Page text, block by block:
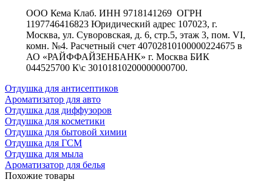
ООО Кема Клаб. ИНН 9718141269 ОГРН
1197746416823 Юридический адрес 107023, г.
Москва, ул. Суворовская, д. 6, стр.5, этаж 3, пом. VI,
комн. №4. Расчетный счет 40702810100000224675 в
АО «РАЙФФАЙЗЕНБАНК» г. Москва БИК
044525700 К\с 30101810200000000700.
Отдушка для антисептиков
Ароматизатор для авто
Отдушка для диффузоров
Отдушка для косметики
Отдушка для бытовой химии
Отдушка для ГСМ
Отдушка для мыла
Ароматизатор для белья
Похожие товары